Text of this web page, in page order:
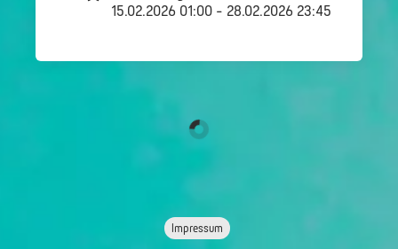
15.02.2026 01:00 - 28.02.2026 23:45
Impressum